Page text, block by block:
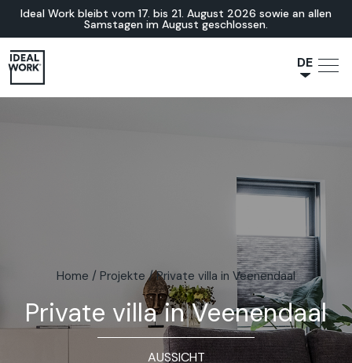
Ideal Work bleibt vom 17. bis 21. August 2026 sowie an allen
Samstagen im August geschlossen.
DE
ES
Home / Projekte /Private villa in Veenendaal
Private villa in Veenendaal
AUSSICHT